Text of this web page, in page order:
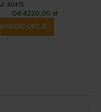
80415
Od 4220,00 zł
OPCJE